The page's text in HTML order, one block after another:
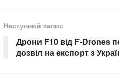
Наступний запис
Дрони F10 від F-Drones
дозвіл на експорт з